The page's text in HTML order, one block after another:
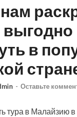
выгодно
в
- Оставьте
тура в Малайзию в